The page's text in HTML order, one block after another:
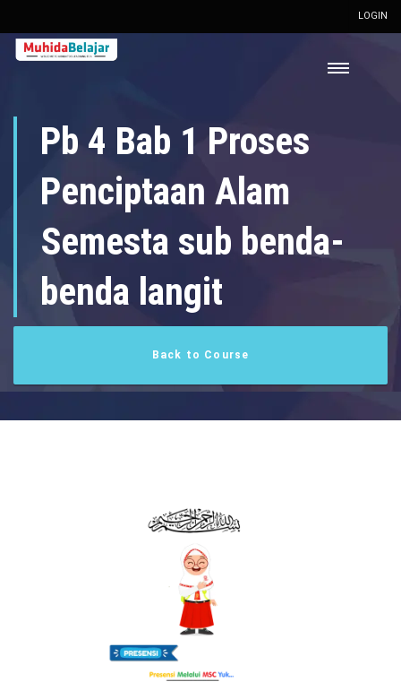
LOGIN
Pb 4 Bab 1 Proses
Penciptaan Alam
Semesta sub benda-
benda langit
Back to Course